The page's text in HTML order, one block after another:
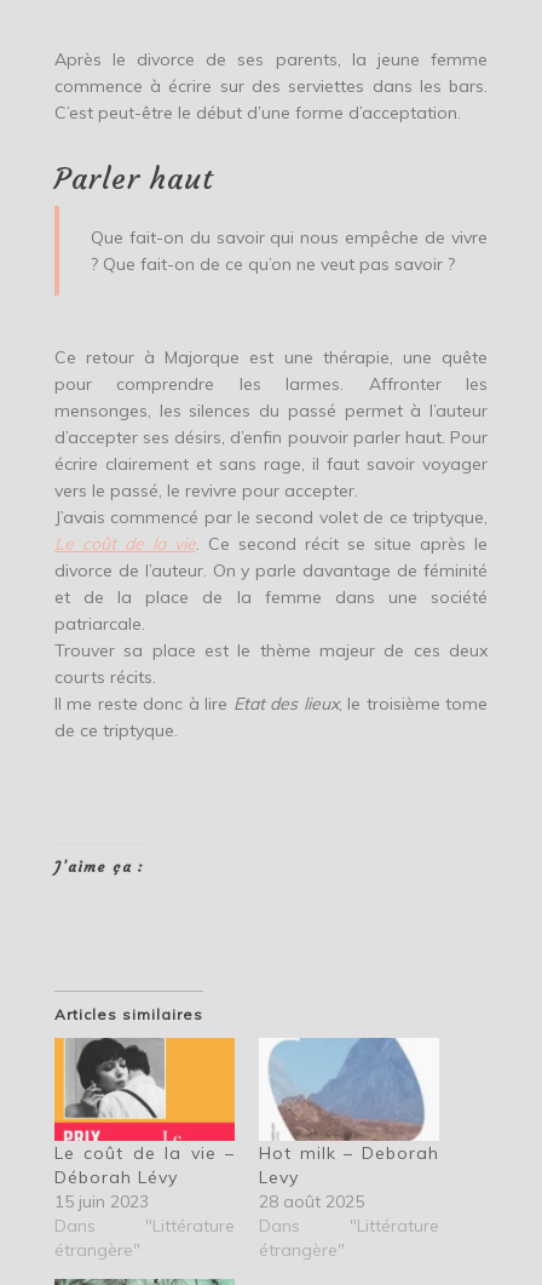
Après le divorce de ses parents, la jeune femme
commence à écrire sur des serviettes dans les bars.
C’est peut-être le début d’une forme d’acceptation.
Parler haut
Que fait-on du savoir qui nous empêche de vivre
? Que fait-on de ce qu’on ne veut pas savoir ?
Ce retour à Majorque est une thérapie, une quête
pour comprendre les larmes. Affronter les
mensonges, les silences du passé permet à l’auteur
d’accepter ses désirs, d’enfin pouvoir parler haut. Pour
écrire clairement et sans rage, il faut savoir voyager
vers le passé, le revivre pour accepter.
J’avais commencé par le second volet de ce triptyque,
Le coût de la vie. Ce second récit se situe après le
divorce de l’auteur. On y parle davantage de féminité
et de la place de la femme dans une société
patriarcale.
Trouver sa place est le thème majeur de ces deux
courts récits.
Il me reste donc à lire Etat des lieux, le troisième tome
de ce triptyque.
J’aime ça :
Articles similaires
Le coût de la vie –
Déborah Lévy
15 juin 2023
Dans "Littérature
étrangère"
Hot milk – Deborah
Levy
28 août 2025
Dans "Littérature
étrangère"